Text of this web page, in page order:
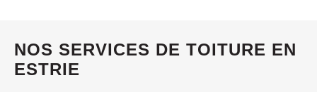
NOS SERVICES DE TOITURE EN
ESTRIE